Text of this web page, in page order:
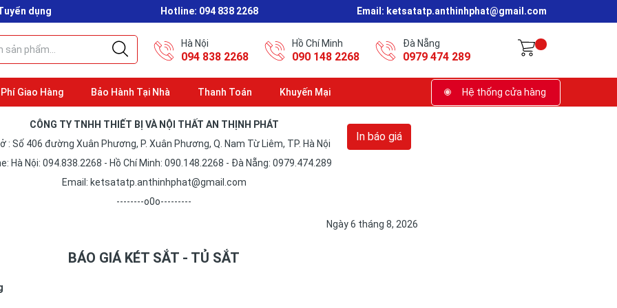
dụng Hotline: 094 838 2268 Email: ketsatatp.anthinhphat@gmail.com
Hà Nội
094 838 2268
Hồ Chí Minh
090 148 2268
Đà Nẵng
0979 474 289
Giao Hàng Bảo Hành Tại Nhà Thanh Toán Khuyến Mại Hệ thống cửa hàng
CÔNG TY TNHH THIẾT BỊ VÀ NỘI THẤT AN THỊNH PHÁT
: Số 406 đường Xuân Phương, P. Xuân Phương, Q. Nam Từ Liêm, TP. Hà Nội
Hà Nội: 094.838.2268 - Hồ Chí Minh: 090.148.2268 - Đà Nẵng: 0979.474.289
Email: ketsatatp.anthinhphat@gmail.com
--------o0o---------
In báo giá
Ngày 6 tháng 8, 2026
BÁO GIÁ KÉT SẮT - TỦ SẮT